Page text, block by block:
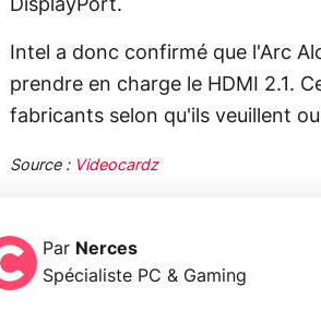
DisplayPort.
Intel a donc confirmé que l'Arc
prendre en charge le HDMI 2.1.
fabricants selon qu'ils veuillent
Source : Videocardz
Par Nerces
Spécialiste PC & Gaming